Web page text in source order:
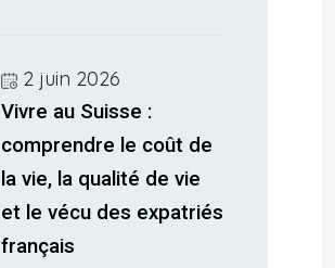
2 juin 2026
Vivre au Suisse :
comprendre le coût de
la vie, la qualité de vie
et le vécu des expatriés
français